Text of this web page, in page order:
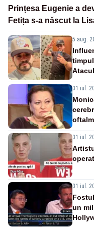
Prințesa Eugenie a
Fetița s-a născut la
5 aug.
31 iul.
31 iul.
31 iul.
un